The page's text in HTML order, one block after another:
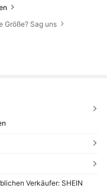
Größe? Sag uns
Verkäufer: SHEIN